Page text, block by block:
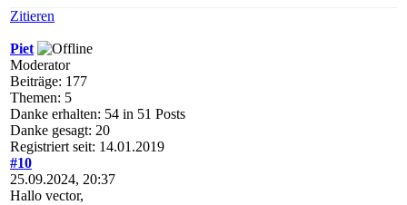
Zitieren
Piet
Moderator
Beiträge: 177
Themen: 5
Danke erhalten: 54 in 51 Posts
Danke gesagt: 20
Registriert seit: 14.01.2019
#10
25.09.2024, 20:37
Hallo vector,